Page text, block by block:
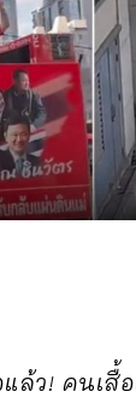
ล้ว! คนเสื้